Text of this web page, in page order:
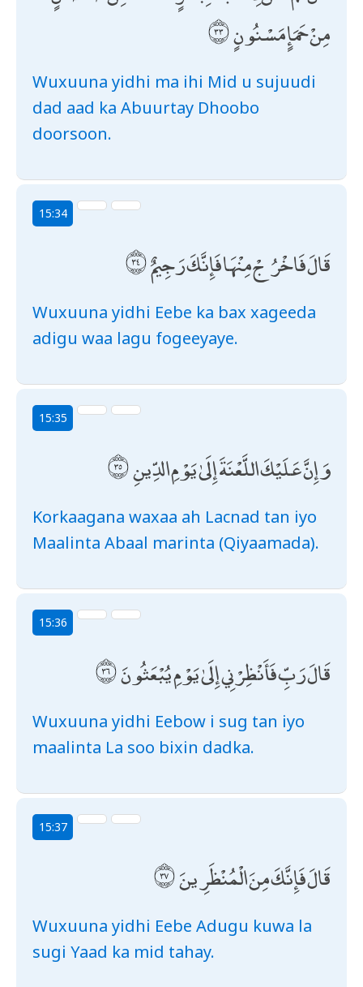
مِنْ حَمَإٍ مَسْنُونٍ
Wuxuuna yidhi ma ihi Mid u sujuudi
dad aad ka Abuurtay Dhoobo
doorsoon.
15:34
قَالَ فَاخْرُجْ مِنْهَا فَإِنَّكَ رَجِيمٌ
Wuxuuna yidhi Eebe ka bax xageeda
adigu waa lagu fogeeyaye.
15:35
وَإِنَّ عَلَيْكَ اللَّعْنَةَ إِلَىٰ يَوْمِ الدِّينِ
Korkaagana waxaa ah Lacnad tan iyo
Maalinta Abaal marinta (Qiyaamada).
15:36
قَالَ رَبِّ فَأَنْظِرْنِي إِلَىٰ يَوْمِ يُبْعَثُونَ
Wuxuuna yidhi Eebow i sug tan iyo
maalinta La soo bixin dadka.
15:37
قَالَ فَإِنَّكَ مِنَ الْمُنْظَرِينَ
Wuxuuna yidhi Eebe Adugu kuwa la
sugi Yaad ka mid tahay.